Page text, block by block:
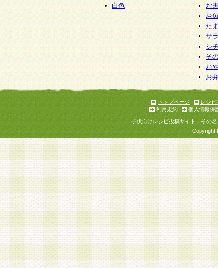
白色
お
お
た
サ
シ
そ
お
お
トップページ
レシピ
利用規約
個人情報保
子供向けレシピ投稿サイト、その
Copyright